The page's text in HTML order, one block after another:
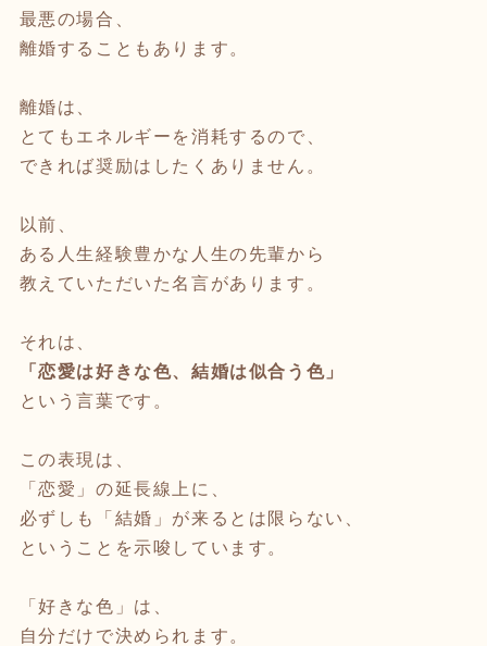
最悪の場合、
離婚することもあります。
離婚は、
とてもエネルギーを消耗するので、
できれば奨励はしたくありません。
以前、
ある人生経験豊かな人生の先輩から
教えていただいた名言があります。
それは、
「恋愛は好きな色、結婚は似合う色」
という言葉です。
この表現は、
「恋愛」の延長線上に、
必ずしも「結婚」が来るとは限らない、
ということを示唆しています。
「好きな色」は、
自分だけで決められます。